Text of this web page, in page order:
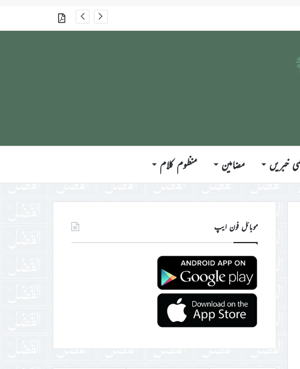
گذشتہ شمارے
خبریں مضامین منظوم کلام
موبائل فون ایپ